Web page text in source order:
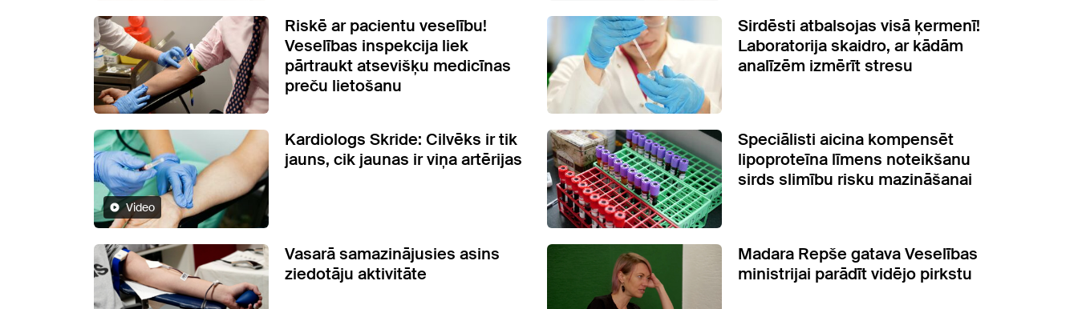
Riskē ar pacientu veselību!
Veselības inspekcija liek
pārtraukt atsevišķu medicīnas
preču lietošanu
Sirdēsti atbalsojas visā ķermenī!
Laboratorija skaidro, ar kādām
analīzēm izmērīt stresu
Video
Kardiologs Skride: Cilvēks ir tik
jauns, cik jaunas ir viņa artērijas
Speciālisti aicina kompensēt
lipoproteīna līmens noteikšanu
sirds slimību risku mazināšanai
Vasarā samazinājusies asins
ziedotāju aktivitāte
Madara Repše gatava Veselības
ministrijai parādīt vidējo pirkstu